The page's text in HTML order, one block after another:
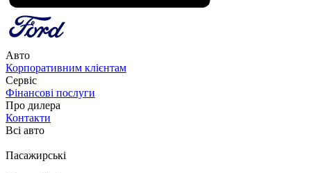
Авто
Корпоративним клієнтам
Сервіс
Фінансові послуги
Про дилера
Контакти
Всі авто
Пасажирські